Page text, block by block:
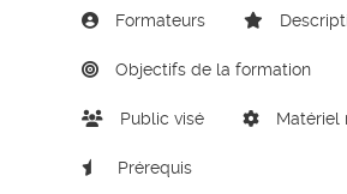
Formateurs
Objectifs de la formation
Public visé Matériel
Prérequis